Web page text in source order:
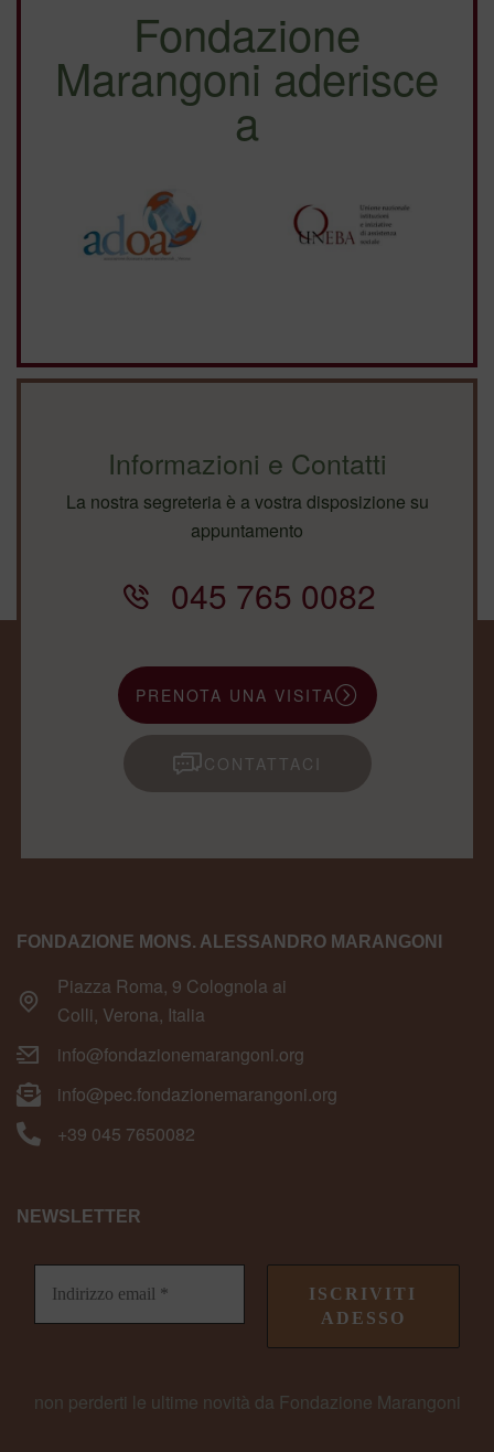
Fondazione
Marangoni aderisce
a
Informazioni e Contatti
La nostra segreteria è a vostra disposizione su
appuntamento
045 765 0082
PRENOTA UNA VISITA
CONTATTACI
FONDAZIONE MONS. ALESSANDRO MARANGONI
Piazza Roma, 9 Colognola ai
Colli, Verona, Italia
info@fondazionemarangoni.org
info@pec.fondazionemarangoni.org
+39 045 7650082
NEWSLETTER
non perderti le ultime novità da Fondazione Marangoni